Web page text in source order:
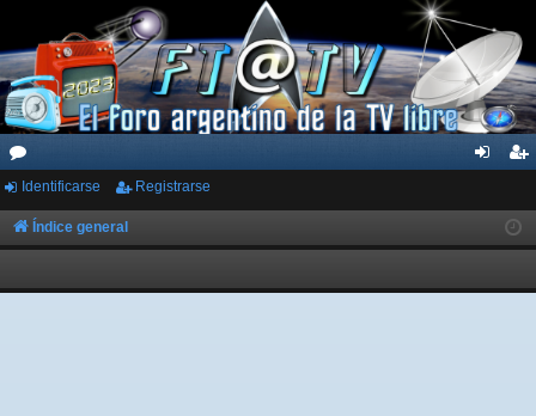
or
os
ar
ist
rs
Identificarse Registrarse
Índice general